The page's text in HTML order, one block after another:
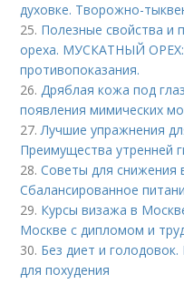
духовке. Творожно-
25. Полезные свойства и
ореха. МУСКАТНЫЙ ОРЕХ:
противопоказания.
26.Дряблая кожа под
появления мимических
27.Лучшие упражнения
Преимущества утренней
28.Советы для снижения
Сбалансированное
29. Курсы визажа в
Москве с дипломом и
30. Без диет и
для похудения